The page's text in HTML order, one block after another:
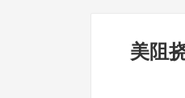
美阻